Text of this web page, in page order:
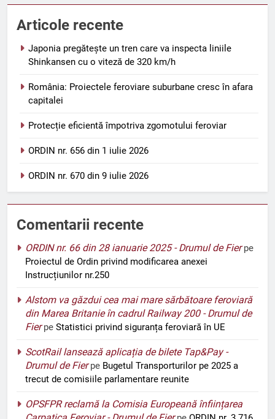
Articole recente
Japonia pregătește un tren care va inspecta liniile
Shinkansen cu o viteză de 320 km/h
România: Proiectele feroviare suburbane cresc în afara
capitalei
Protecție eficientă împotriva zgomotului feroviar
ORDIN nr. 656 din 1 iulie 2026
ORDIN nr. 670 din 9 iulie 2026
Comentarii recente
ORDIN nr. 66 din 28 ianuarie 2025 - Drumul de Fierpe
Proiectul de Ordin privind modificarea anexei
Instrucțiunilor nr.250
Alstom va găzdui cea mai mare sărbătoare feroviară
din Marea Britanie în cadrul Railway 200 - Drumul de
Fierpe Statistici privind siguranța feroviară în UE
ScotRail lansează aplicația de bilete Tap&Pay -
Drumul de Fierpe Bugetul Transporturilor pe 2025 a
trecut de comisiile parlamentare reunite
OPSFPR reclamă la Comisia Europeană înființarea